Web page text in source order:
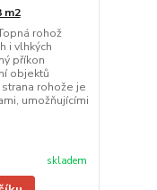
m2
rohož
i vlhkých
příkon
objektů
rohože je
umožňujícími
skladem